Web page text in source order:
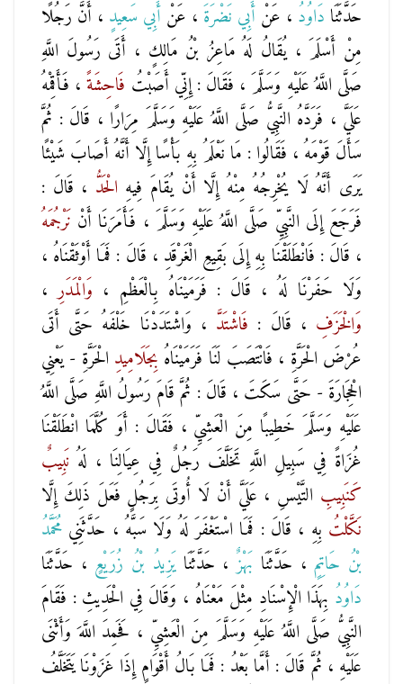
حَدَّثَنَا دَاوُدُ ، عَنْ أَبِي نَضْرَةَ ، عَنْ أَبِي سَعِيدٍ ، أَنَّ رَجُلًا
مِنْ أَسْلَمَ ، يُقَالُ لَهُ مَاعِزُ بْنُ مَالِكٍ ، أَتَى رَسُولَ اللَّهِ
صَلَّى اللَّهُ عَلَيْهِ وَسَلَّمَ ، فَقَالَ : إِنِّي أَصَبْتُ فَاحِشَةً ، فَأَقِمْهُ
عَلَيَّ ، فَرَدَّهُ النَّبِيُّ صَلَّى اللَّهُ عَلَيْهِ وَسَلَّمَ مِرَارًا ، قَالَ : ثُمَّ
سَأَلَ قَوْمَهُ ، فَقَالُوا : مَا نَعْلَمُ بِهِ بَأْسًا إِلَّا أَنَّهُ أَصَابَ شَيْئًا
يَرَى أَنَّهُ لَا يُخْرِجُهُ مِنْهُ إِلَّا أَنْ يُقَامَ فِيهِ الْحَدُّ ، قَالَ :
فَرَجَعَ إِلَى النَّبِيِّ صَلَّى اللَّهُ عَلَيْهِ وَسَلَّمَ ، فَأَمَرَنَا أَنْ نَرْجُمَهُ
، قَالَ : فَانْطَلَقْنَا بِهِ إِلَى بَقِيعِ الْغَرْقَدِ ، قَالَ : فَمَا أَوْثَقْنَاهُ ،
وَلَا حَفَرْنَا لَهُ ، قَالَ : فَرَمَيْنَاهُ بِالْعَظْمِ ، وَالْمَدَرِ ،
وَالْخَزَفِ ، قَالَ : فَاشْتَدَّ ، وَاشْتَدَدْنَا خَلْفَهُ حَتَّى أَتَى
عُرْضَ الْحَرَّةِ ، فَانْتَصَبَ لَنَا فَرَمَيْنَاهُ بِجَلَامِيدِ الْحَرَّةِ - يَعْنِي
الْحِجَارَةَ - حَتَّى سَكَتَ ، قَالَ : ثُمَّ قَامَ رَسُولُ اللَّهِ صَلَّى اللَّهُ
عَلَيْهِ وَسَلَّمَ خَطِيبًا مِنَ الْعَشِيِّ ، فَقَالَ : أَوَ كُلَّمَا انْطَلَقْنَا
غُزَاةً فِي سَبِيلِ اللَّهِ تَخَلَّفَ رَجُلٌ فِي عِيَالِنَا ، لَهُ نَبِيبٌ
كَنَبِيبِ التَّيْسِ ، عَلَيَّ أَنْ لَا أُوتَى بِرَجُلٍ فَعَلَ ذَلِكَ إِلَّا
نَكَّلْتُ بِهِ ، قَالَ : فَمَا اسْتَغْفَرَ لَهُ وَلَا سَبَّهُ ، حَدَّثَنِي مُحَمَّدُ
بْنُ حَاتِمٍ ، حَدَّثَنَا بَهْزٌ ، حَدَّثَنَايَزِيدُ بْنُ زُرَيْعٍ ، حَدَّثَنَا
دَاوُدُ بِهَذَا الْإِسْنَادِ مِثْلَ مَعْنَاهُ ، وَقَالَ فِي الْحَدِيثِ : فَقَامَ
النَّبِيُّ صَلَّى اللَّهُ عَلَيْهِ وَسَلَّمَ مِنَ الْعَشِيِّ ، فَحَمِدَ اللَّهَ وَأَثْنَى
عَلَيْهِ ، ثُمَّ قَالَ : أَمَّا بَعْدُ : فَمَا بَالُ أَقْوَامٍ إِذَا غَزَوْنَا يَتَخَلَّفُ